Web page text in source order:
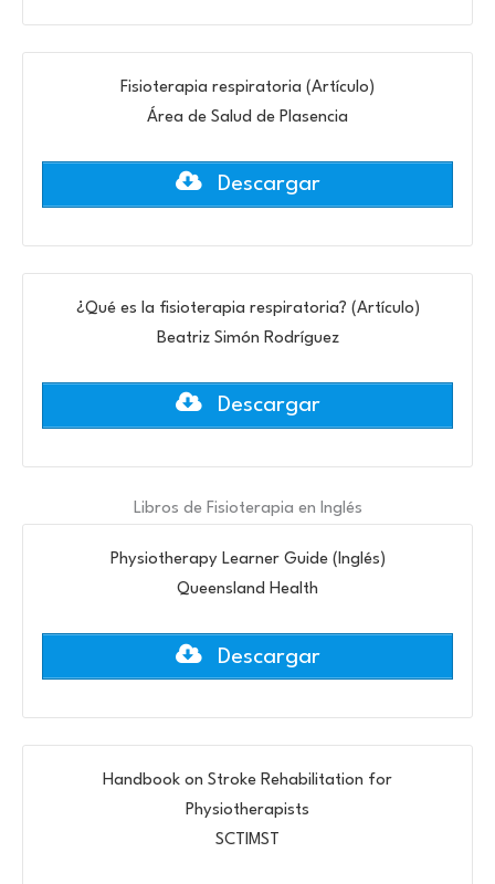
Fisioterapia respiratoria (Artículo)
Área de Salud de Plasencia
Descargar
¿Qué es la fisioterapia respiratoria? (Artículo)
Beatriz Simón Rodríguez
Descargar
Libros de Fisioterapia en Inglés
Physiotherapy Learner Guide (Inglés)
Queensland Health
Descargar
Handbook on Stroke Rehabilitation for
Physiotherapists
SCTIMST